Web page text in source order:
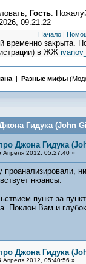
Гость.
09:21:22
Начало |
временно закрыта.
в ЖЖ
| Разные мифы
Гидука (John
Джона Гидука
Апреля 2012, 05:27:40 »
проанализировали,
нюансы.
пункт за
Поклон Вам и
Джона Гидука
Апреля 2012, 05:40:56 »